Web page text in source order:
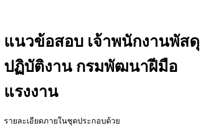
แนวข้อสอบ เจ้าพนักงานพัสดุ
ปฏิบัติงาน กรมพัฒนาฝีมือ
แรงงาน
รายละเอียดภายในชุดประกอบด้วย